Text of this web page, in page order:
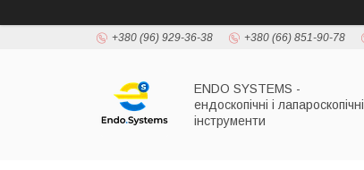
+380 (96) 929-36-38 +380 (66) 851-90-78
ENDO SYSTEMS -
ендоскопічні і лапароскопічні
інструменти